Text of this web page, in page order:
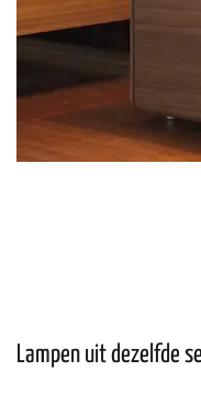
Lampen uit dezelfde